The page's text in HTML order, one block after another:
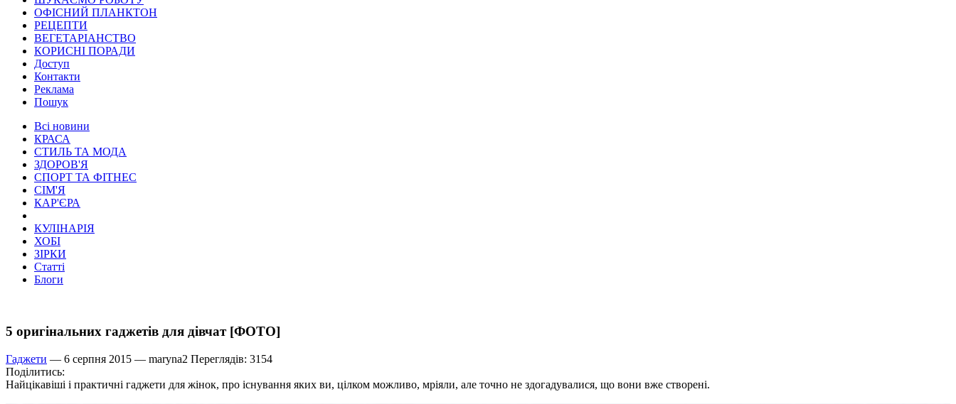
ОФІСНИЙ ПЛАНКТОН
РЕЦЕПТИ
ВЕГЕТАРІАНСТВО
КОРИСНІ ПОРАДИ
Доступ
Контакти
Реклама
Пошук
Всі новини
КРАСА
СТИЛЬ ТА МОДА
ЗДОРОВ'Я
СПОРТ ТА ФІТНЕС
СІМ'Я
КАР'ЄРА
КУЛІНАРІЯ
ХОБІ
ЗІРКИ
Статті
Блоги
5 оригінальних гаджетів для дівчат [ФОТО]
Гаджети — 6 серпня 2015 — maryna2 Переглядів: 3154
Поділитись:
Найцікавіші і практичні гаджети для жінок, про існування яких ви, цілком можливо, мріяли, але точно не здогадувалися, що вони вже створені.